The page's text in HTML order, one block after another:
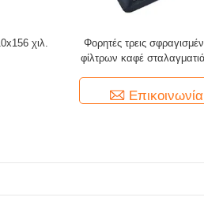
χιλ.
Φορητές τρεις
φίλτρων καφέ
Επικοινωνία